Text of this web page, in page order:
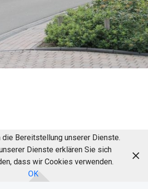
Bereitstellung unserer Dienste.
Dienste erklären Sie sich
dass wir Cookies verwenden.
OK